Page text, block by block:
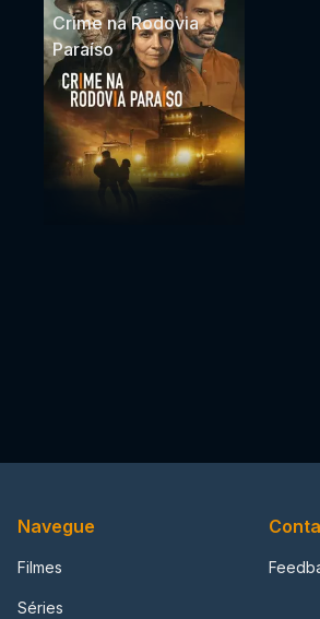
Crime na Rodovia
Paraíso
Navegue
Filmes
Séries
Conta